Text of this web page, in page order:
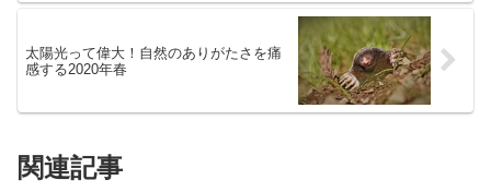
太陽光って偉大！自然のありがたさを痛
感する2020年春
関連記事